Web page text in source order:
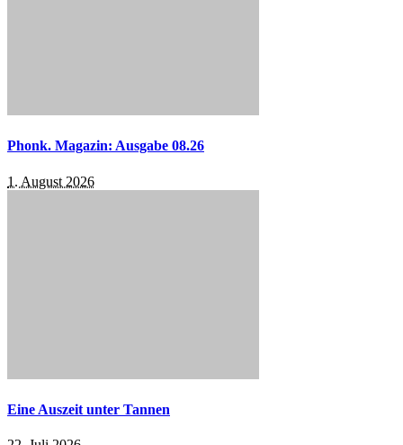
Phonk. Magazin: Ausgabe 08.26
1. August 2026
Eine Auszeit unter Tannen